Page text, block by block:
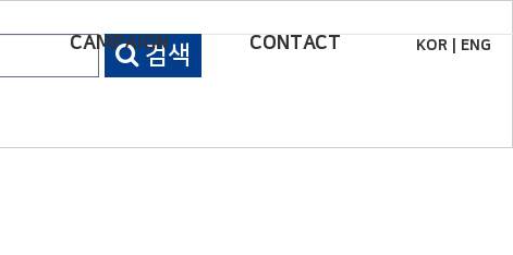
CAMPAIGN CONTACT KOR ENG
검색